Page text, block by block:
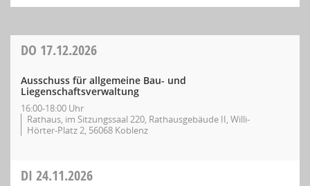
DO 17.12.2026
Ausschuss für allgemeine Bau- und
Liegenschaftsverwaltung
16:00-18:00 Uhr
Rathaus, im Sitzungssaal 220, Rathausgebäude II, Willi-
Hörter-Platz 2, 56068 Koblenz
DI 24.11.2026